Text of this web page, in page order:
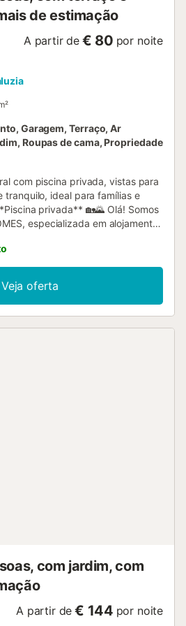
de estimação
A partir de € 80 por noite
Garagem, Terraço, Ar
Roupas de cama, Propriedade
com piscina privada, vistas para
tranquilo, ideal para famílias e
privada** 🏡🌄 Olá! Somos
especializada em alojamentos
um amplo terreno vedado que
de tranquilidade e oferece vistas
as montanhas de
localizada numa zona muito
fácil após deixar para trás a
Veja oferta
com jardim, com
A partir de € 144 por noite